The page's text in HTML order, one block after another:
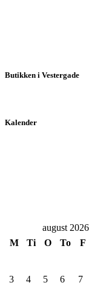
Butikken i Vestergade
Kalender
august 2026
M
Ti O To F
3
4 5 6 7